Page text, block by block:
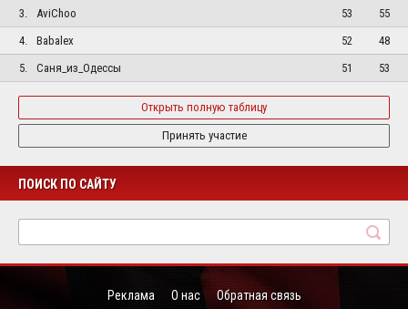
3.
AviChoo 53
55
4.
Babalex 52
48
5.
Саня_из_Одессы 51 53
Открыть полную таблицу
Принять участие
ПОИСК ПО САЙТУ
Реклама О нас Обратная связь